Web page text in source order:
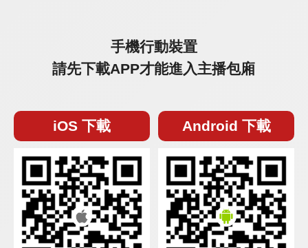
手機行動裝置
請先下載APP才能進入主播包廂
iOS 下載 Android 下載